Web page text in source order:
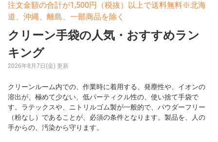
注文金額の合計が1,500円（税抜）以上で送料無料※北海
道、沖縄、離島、一部商品を除く
クリーン手袋の人気・おすすめラン
キング
2026年8月7日(金) 更新
クリーンルーム内での、作業時に着用する、発塵性や、イオンの
溶出が、極めて少ない、低パーティクル性の、使い捨て手袋で
す。ラテックスや、ニトリルゴム製が一般的で、パウダーフリー
（粉なし）であることが、必須の条件となります。製品を、人の
手からの、汚染から守ります。